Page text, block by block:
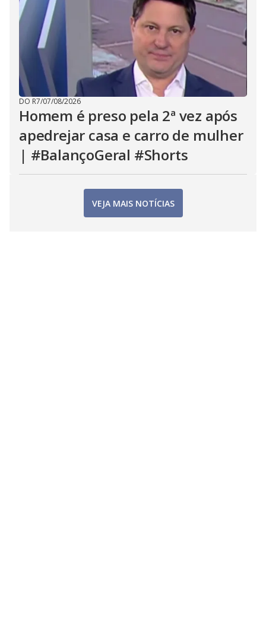
DO R7/07/08/2026
Homem é preso pela 2ª vez após
apedrejar casa e carro de mulher
| #BalançoGeral #Shorts
VEJA MAIS NOTÍCIAS